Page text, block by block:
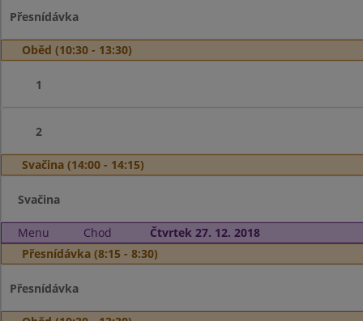
Přesnídávka
Oběd (10:30 - 13:30)
1
2
Svačina (14:00 - 14:15)
Svačina
Menu Chod
Čtvrtek 27. 12. 2018
Přesnídávka (8:15 - 8:30)
Přesnídávka